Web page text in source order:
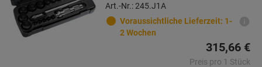
Art.-Nr.: 245.J1A
Voraussichtliche Lieferzeit: 1-
2 Wochen
315,66 €
Preis pro 1 Stück